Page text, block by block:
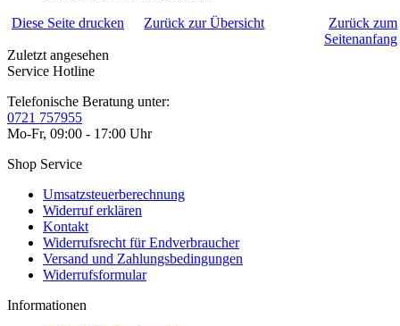
Diese Seite drucken
Zurück zur Übersicht
Zurück zum
Seitenanfang
Zuletzt angesehen
Service Hotline
Telefonische Beratung unter:
0721 757955
Mo-Fr, 09:00 - 17:00 Uhr
Shop Service
Umsatzsteuerberechnung
Widerruf erklären
Kontakt
Widerrufsrecht für Endverbraucher
Versand und Zahlungsbedingungen
Widerrufsformular
Informationen